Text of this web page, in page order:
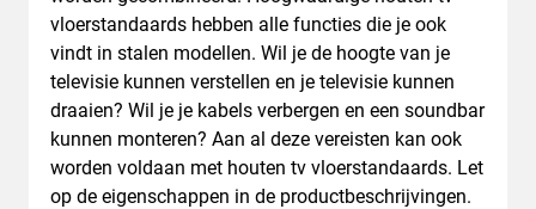
vloerstandaards hebben alle functies die je ook
vindt in stalen modellen. Wil je de hoogte van je
televisie kunnen verstellen en je televisie kunnen
draaien? Wil je je kabels verbergen en een soundbar
kunnen monteren? Aan al deze vereisten kan ook
worden voldaan met houten tv vloerstandaards. Let
op de eigenschappen in de productbeschrijvingen.